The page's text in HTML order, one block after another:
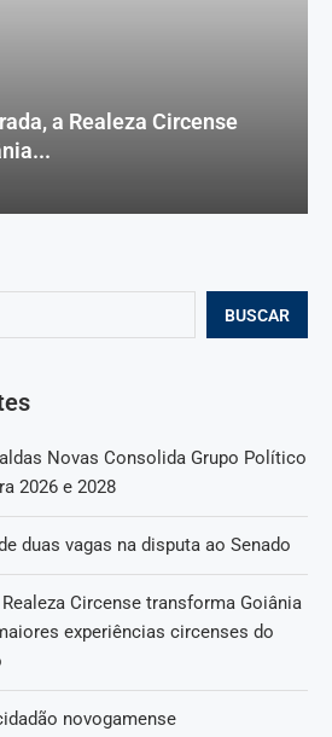
BUSCAR
Novas Consolida Grupo Político
2026 e 2028
duas vagas na disputa ao Senado
Circense transforma Goiânia
experiências circenses do
novogamense
a Realeza Circense